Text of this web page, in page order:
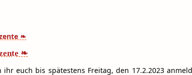
❧
euch bis spätestens Freitag, den 17.2.2023